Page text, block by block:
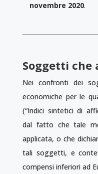
novembre 2020.
Soggetti che
Nei confronti dei
economiche per le
(“Indici sintetici di
dal fatto che tale
applicata, o che
tali soggetti, e
compensi inferiori ad